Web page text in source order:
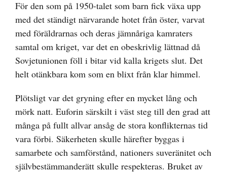
För den som på 1950-talet som barn fick växa upp
med det ständigt närvarande hotet från öster, varvat
med föräldrarnas och deras jämnåriga kamraters
samtal om kriget, var det en obeskrivlig lättnad då
Sovjetunionen föll i bitar vid kalla krigets slut. Det
helt otänkbara kom som en blixt från klar himmel.
Plötsligt var det gryning efter en mycket lång och
mörk natt. Euforin särskilt i väst steg till den grad att
många på fullt allvar ansåg de stora konflikternas tid
vara förbi. Säkerheten skulle härefter byggas i
samarbete och samförstånd, nationers suveränitet och
självbestämmanderätt skulle respekteras. Bruket av